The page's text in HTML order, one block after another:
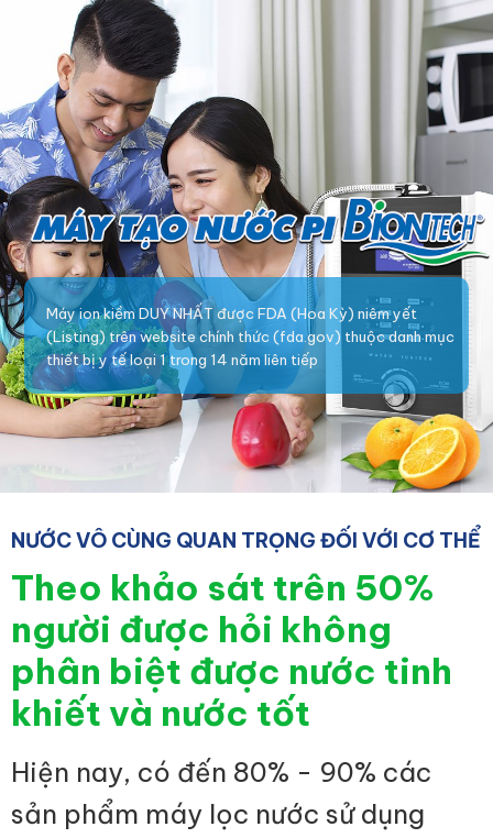
Máy ion kiềm DUY NHẤT được FDA (Hoa Kỳ) niêm yết
(Listing) trên website chính thức (fda.gov) thuộc danh mục
thiết bị y tế loại 1 trong 14 năm liên tiếp
NƯỚC VÔ CÙNG QUAN TRỌNG ĐỐI VỚI CƠ THỂ
Theo khảo sát trên 50%
người được hỏi không
phân biệt được nước tinh
khiết và nước tốt
Hiện nay, có đến 80% - 90% các
sản phẩm máy lọc nước sử dụng